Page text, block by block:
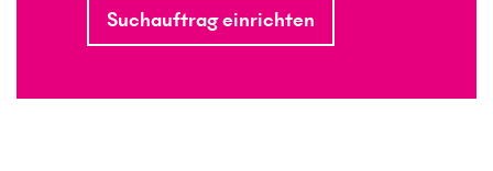
Suchauftrag einrichten